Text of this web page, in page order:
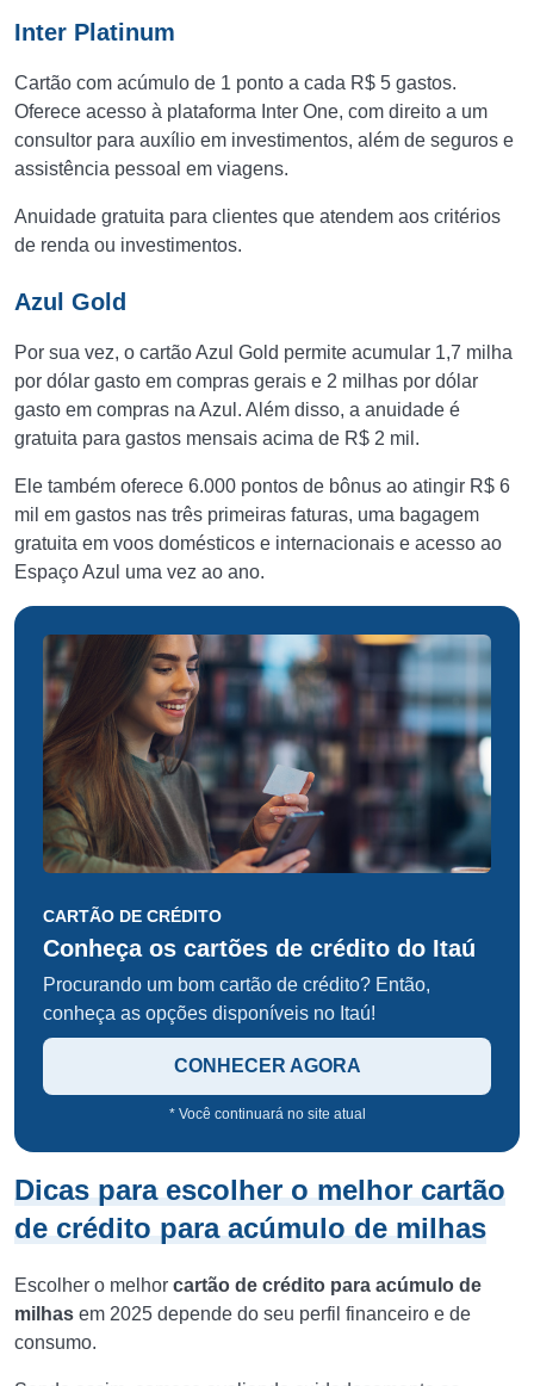
Inter Platinum
Cartão com acúmulo de 1 ponto a cada R$ 5 gastos.
Oferece acesso à plataforma Inter One, com direito a um
consultor para auxílio em investimentos, além de seguros e
assistência pessoal em viagens.
Anuidade gratuita para clientes que atendem aos critérios
de renda ou investimentos.
Azul Gold
Por sua vez, o cartão Azul Gold permite acumular 1,7 milha
por dólar gasto em compras gerais e 2 milhas por dólar
gasto em compras na Azul. Além disso, a anuidade é
gratuita para gastos mensais acima de R$ 2 mil.
Ele também oferece 6.000 pontos de bônus ao atingir R$ 6
mil em gastos nas três primeiras faturas, uma bagagem
gratuita em voos domésticos e internacionais e acesso ao
Espaço Azul uma vez ao ano.
CARTÃO DE CRÉDITO
Conheça os cartões de crédito do Itaú
Procurando um bom cartão de crédito? Então,
conheça as opções disponíveis no Itaú!
CONHECER AGORA
* Você continuará no site atual
Dicas para escolher o melhor cartão
de crédito para acúmulo de milhas
Escolher o melhor cartão de crédito para acúmulo de
milhas em 2025 depende do seu perfil financeiro e de
consumo.